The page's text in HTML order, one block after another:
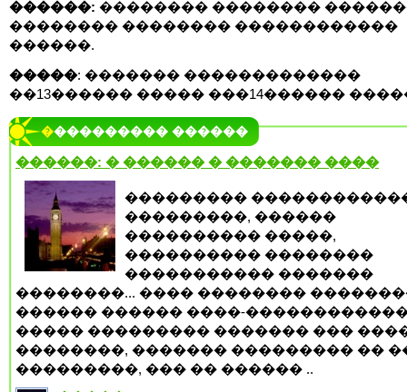
������: �������� ��������
�������� �������� ������������
������.
�����: ������� �������������
��13������ ����� ���14������
���������� ������
������: � ������ � ������� ����
���������
���������, ������
���������� �����,
���������� ��������
����������� �������
��������... ���� ��������
������ ������ ����-
����� ��������� ������� ���
��������, ������� ��������� ��
���������, ��� �� ������ ..